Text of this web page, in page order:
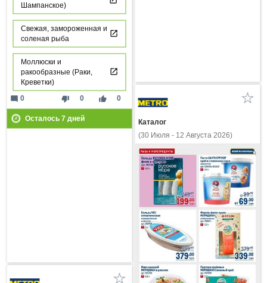
Шампанское)
Свежая, замороженная и
соленая рыба
Моллюски и
ракообразные (Раки,
Креветки)
thumb_down 0 thumb_up 0
mode_comment 0
Осталось 7дней
Каталог
(30 Июля - 12 Августа 2026)